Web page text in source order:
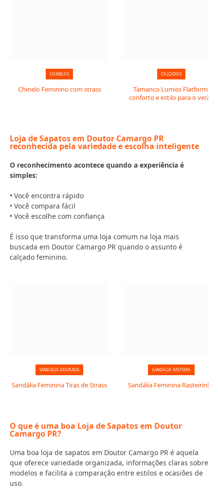
CHINELOS
Chinelo Feminino com strass
CALÇADOS
Tamanco Lumiss Flatform:
conforto e estilo para o verão
Loja de Sapatos em Doutor Camargo PR
reconhecida pela variedade e escolha inteligente
O reconhecimento acontece quando a experiência é
simples:
• Você encontra rápido
• Você compara fácil
• Você escolhe com confiança
É isso que transforma uma loja comum na loja mais
buscada em Doutor Camargo PR quando o assunto é
calçado feminino.
SANDÁLIA DOURADA
Sandália Feminina Tiras de Strass
SANDÁLIA RASTEIRA
Sandália Feminina Rasteirinha
O que é uma boa Loja de Sapatos em Doutor
Camargo PR?
Uma boa loja de sapatos em Doutor Camargo PR é aquela
que oferece variedade organizada, informações claras sobre
modelos e facilita a comparação entre estilos e ocasiões de
uso.